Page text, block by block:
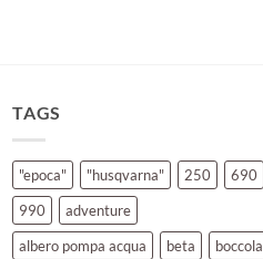
TAGS
"epoca" "husqvarna" 250
690
990
adventure
albero pompa acqua
beta
boccola